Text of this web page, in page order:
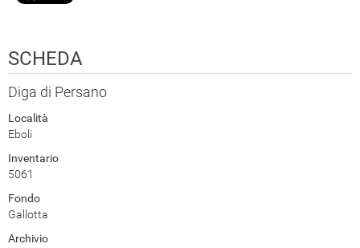
SCHEDA
Diga di Persano
Località
Eboli
Inventario
5061
Fondo
Gallotta
Archivio